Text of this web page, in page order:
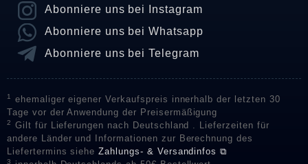
Abonniere uns bei Instagram
Abonniere uns bei Whatsapp
Abonniere uns bei Telegram
1
ehemaliger eigener Verkaufspreis innerhalb der letzten 30
Tage vor der Anwendung der Preisermäßigung
2
Gilt für Lieferungen nach Deutschland . Lieferzeiten für
andere Länder und Informationen zur Berechnung des
Liefertermins sieheZahlungs- & Versandinfos ⧉
3